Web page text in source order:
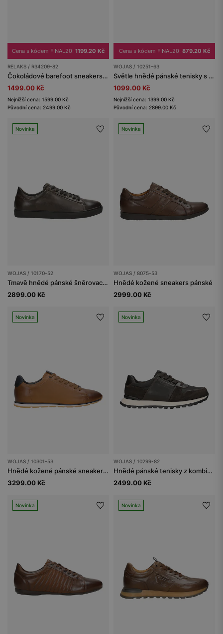
Cena s kódem FINAL20: 1199.20 Kč
RELAKS / R34209-82
Čokoládové barefoot sneakers na tenké podrážce RELAKS
1499.00 Kč
Nejnižší cena: 1599.00 Kč
Původní cena: 2499.00 Kč
Cena s kódem FINAL20: 879.20 Kč
WOJAS / 10251-63
Světle hnědé pánské tenisky s bílými detaily
1099.00 Kč
Nejnižší cena: 1399.00 Kč
Původní cena: 2899.00 Kč
Novinka
WOJAS / 10170-52
Tmavě hnědé pánské šněrovací polobotky typu tenisky
2899.00 Kč
Novinka
WOJAS / 8075-53
Hnědé kožené sneakers pánské
2999.00 Kč
Novinka
WOJAS / 10301-53
Hnědé kožené pánské sneakers s tmavěmodrou vsadkou
3299.00 Kč
Novinka
WOJAS / 10299-82
Hnědé pánské tenisky z kombinované kůže a materiálu
2499.00 Kč
Novinka Novinka